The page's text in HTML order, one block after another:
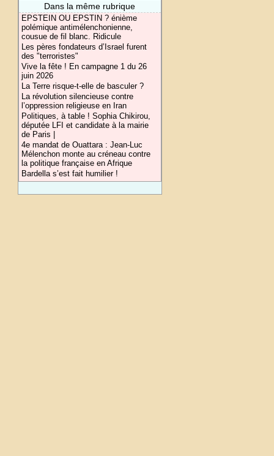
Dans la même rubrique
EPSTEIN OU EPSTIN ? énième
polémique antimélenchonienne,
cousue de fil blanc. Ridicule
Les pères fondateurs d’Israel furent
des "terroristes"
Vive la fête ! En campagne 1 du 26
juin 2026
La Terre risque-t-elle de basculer ?
La révolution silencieuse contre
l’oppression religieuse en Iran
Politiques, à table ! Sophia Chikirou,
députée LFI et candidate à la mairie
de Paris |
4e mandat de Ouattara : Jean-Luc
Mélenchon monte au créneau contre
la politique française en Afrique
Bardella s’est fait humilier !